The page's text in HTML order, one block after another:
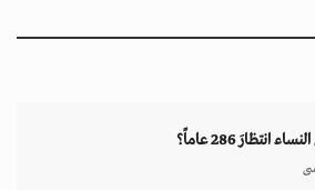
انتظارَ 286 عاماً؟